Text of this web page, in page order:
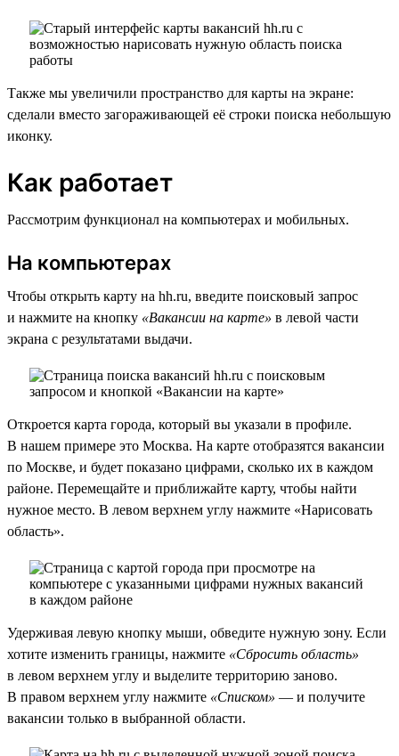
Также мы увеличили пространство для карты на экране:
сделали вместо загораживающей её строки поиска небольшую
иконку.
Как работает
Рассмотрим функционал на компьютерах и мобильных.
На компьютерах
Чтобы открыть карту на hh.ru, введите поисковый запрос
и нажмите на кнопку «Вакансии на карте» в левой части
экрана с результатами выдачи.
Откроется карта города, который вы указали в профиле.
В нашем примере это Москва. На карте отобразятся вакансии
по Москве, и будет показано цифрами, сколько их в каждом
районе. Перемещайте и приближайте карту, чтобы найти
нужное место. В левом верхнем углу нажмите «Нарисовать
область».
Удерживая левую кнопку мыши, обведите нужную зону. Если
хотите изменить границы, нажмите «Сбросить область»
в левом верхнем углу и выделите территорию заново.
В правом верхнем углу нажмите «Списком» — и получите
вакансии только в выбранной области.